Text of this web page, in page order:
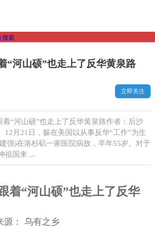
搜索
“河山硕”也走上了反华黄泉路
立即关注
“河山硕”也走上了反华黄泉路作者：后沙
月21日，躲在美国以从事反华“工作”为生
强)在洛杉矶一家医院病故，卒年55岁。对于
祖国来 ...
着“河山硕”也走上了反华
： 乌有之乡